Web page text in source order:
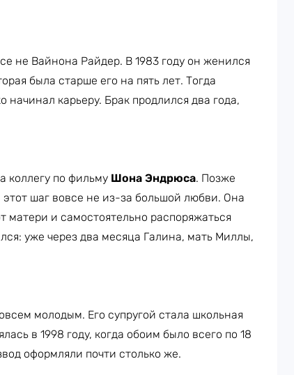
не Вайнона Райдер. В 1983 году он женился
была старше его на пять лет. Тогда
карьеру. Брак продлился два года,
коллегу по фильму Шона Эндрюса. Позже
шаг вовсе не из-за большой любви. Она
матери и самостоятельно распоряжаться
уже через два месяца Галина, мать Миллы,
молодым. Его супругой стала школьная
в 1998 году, когда обоим было всего по 18
оформляли почти столько же.